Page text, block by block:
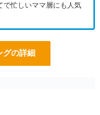
で忙しいママ層にも人気
グの詳細